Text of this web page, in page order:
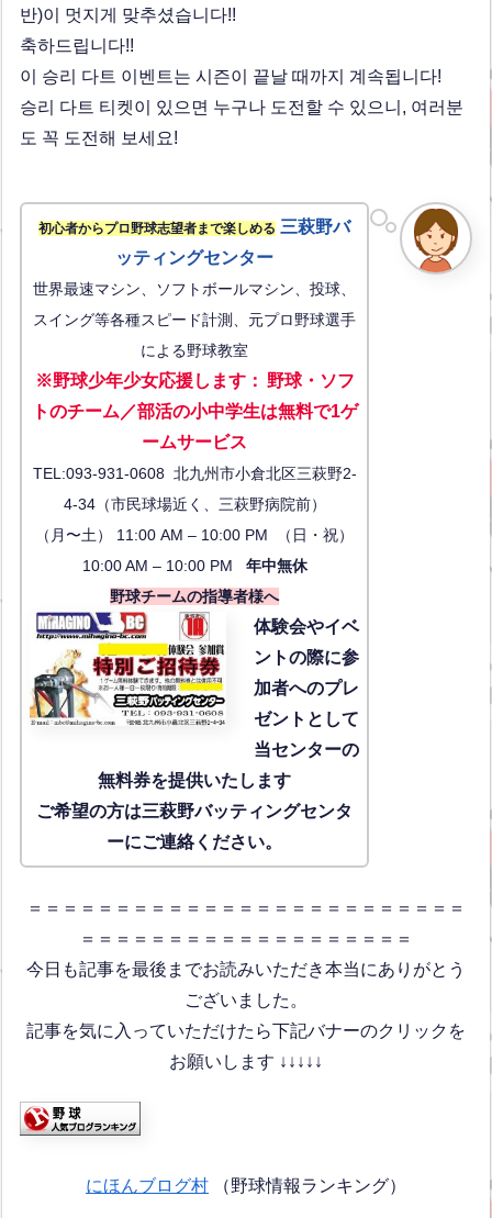
반)이 멋지게 맞추셨습니다!!
축하드립니다!!
이 승리 다트 이벤트는 시즌이 끝날 때까지 계속됩니다!
승리 다트 티켓이 있으면 누구나 도전할 수 있으니, 여러분
도 꼭 도전해 보세요!
初心者からプロ野球志望者まで楽しめる 三萩野バ
ッティングセンター
世界最速マシン、ソフトボールマシン、投球、
スイング等各種スピード計測、元プロ野球選手
による野球教室
※野球少年少女応援します： 野球・ソフ
トのチーム／部活の小中学生は無料で1ゲ
ームサービス
TEL:093-931-0608 北九州市小倉北区三萩野2-
4-34（市民球場近く、三萩野病院前）
（月〜土） 11:00 AM – 10:00 PM （日・祝）
10:00 AM – 10:00 PM 年中無休
野球チームの指導者様へ
体験会やイベ
ントの際に参
加者へのプレ
ゼントとして
当センターの
無料券を提供いたします
ご希望の方は三萩野バッティングセンタ
ーにご連絡ください。
＝＝＝＝＝＝＝＝＝＝＝＝＝＝＝＝＝＝＝＝＝＝＝＝＝
＝＝＝＝＝＝＝＝＝＝＝＝＝＝＝＝＝＝＝
今日も記事を最後までお読みいただき本当にありがとう
ございました。
記事を気に入っていただけたら下記バナーのクリックを
お願いします ↓↓↓↓↓
にほんブログ村 （野球情報ランキング）